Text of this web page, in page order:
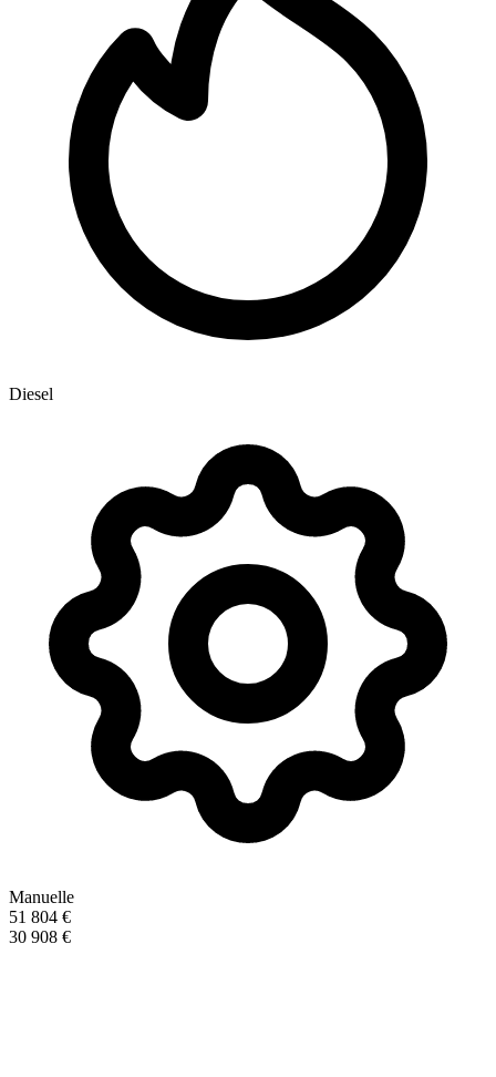
Diesel
Manuelle
51 804 €
30 908 €